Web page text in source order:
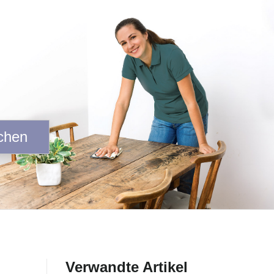
Verwandte Artikel